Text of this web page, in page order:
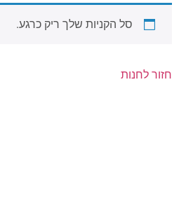
סל הקניות שלך ריק כרגע.
חזור לחנות